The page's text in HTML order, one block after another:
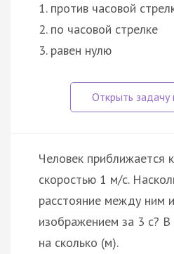
1. против часовой
2. по часовой стрелке
3. равен нулю
Человек приближается
скоростью 1 м/с.
расстояние между ним
изображением за 3 с?
на сколько (м).